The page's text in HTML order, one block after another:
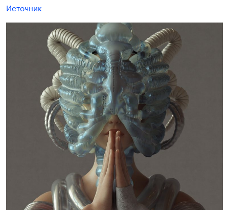
Источник